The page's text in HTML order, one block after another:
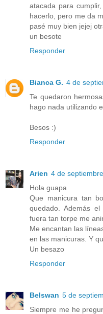
atacada para
hacerlo, pero me da
pasé muy bien jejej
un besote
Responder
Bianca G. 4 de
Te quedaron
hago nada utilizando
Besos :)
Responder
Arien 4 de
Hola guapa
Que manicura tan
quedado. Además
fuera tan torpe me
Me encantan las
en las manicuras. Y
Un besazo
Responder
Belswan 5 de
Siempre me he